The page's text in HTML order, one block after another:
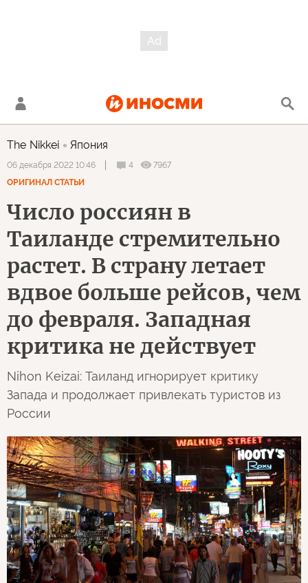
The Nikkei Япония
06 декабря 2022 10:46 4
7967
ОРИГИНАЛ СТАТЬИ
Число россиян в
Таиланде стремительно
растет. В страну летает
вдвое больше рейсов, чем
до февраля. Западная
критика не действует
Nihon Keizai: Таиланд игнорирует критику
Запада и продолжает привлекать туристов из
России